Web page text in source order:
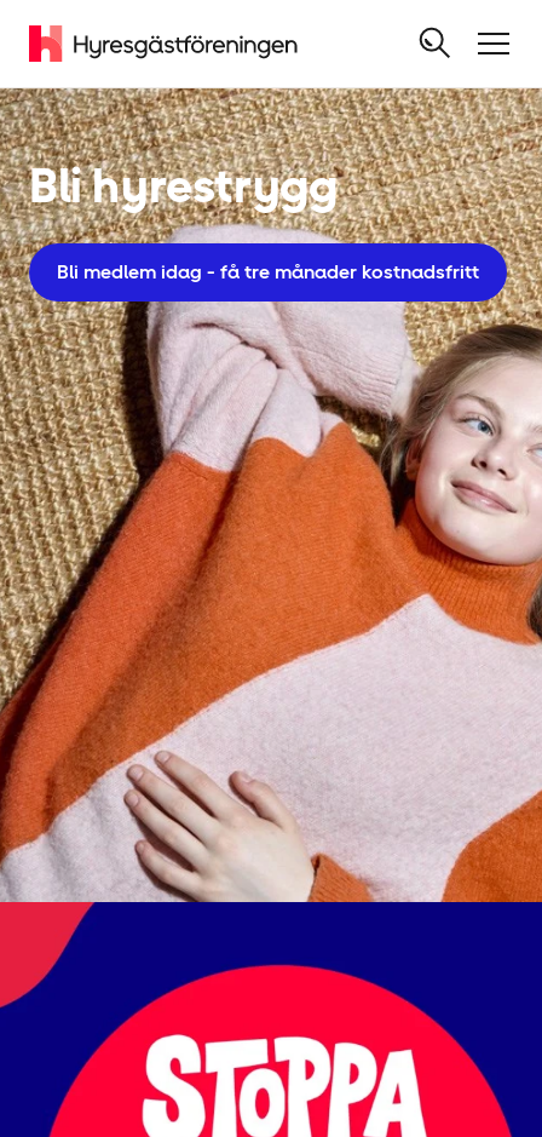
Bli hyrestrygg
Bli medlem idag - få tre månader kostnadsfritt